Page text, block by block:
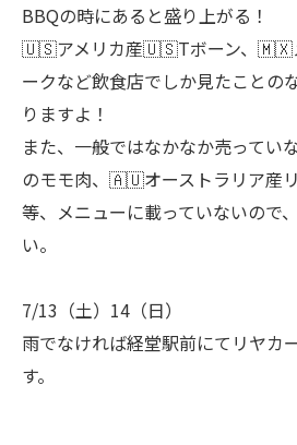
BBQの時にあると盛り上がる！
🇺🇸アメリカ産🇺🇸Tボーン、🇲🇽
ークなど飲食店でしか見たことの
りますよ！
また、一般ではなかなか売って
のモモ肉、🇦🇺オーストラリア産
等、メニューに載っていないので
い。
7/13（土）14（日）
雨でなければ経堂駅前にてリヤカ
す。